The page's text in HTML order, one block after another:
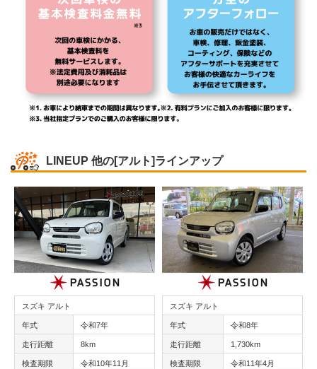
LINEUP 他の[アルト]ラインアップ
スズキ アルト
年式 令和7年
走行距離 8km
検査期限 令和10年11月
スズキ アルト
年式 令和8年
走行距離 1,730km
検査期限 令和11年4月